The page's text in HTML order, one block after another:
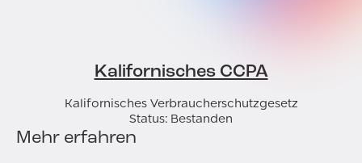
Kalifornisches CCPA
Kalifornisches Verbraucherschutzgesetz
Status: Bestanden
Mehr erfahren